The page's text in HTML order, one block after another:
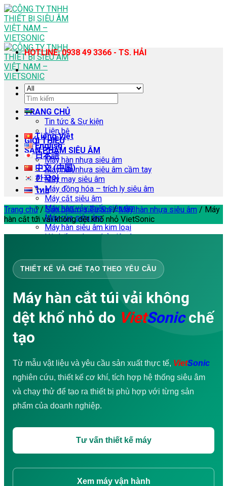
Skip
to
content
TRANG CHỦ
Tin tức & Sự kiện
Liên hệ
GIỚI THIỆU
SẢN PHẨM SIÊU ÂM
Máy hàn nhựa siêu âm
Máy hàn nhựa siêu âm cầm tay
Máy may siêu âm
Máy đồng hóa – trích ly siêu âm
Máy cắt siêu âm
Máy hàn vảy thiếc siêu âm
Máy rửa siêu âm
Máy hàn siêu âm kim loại
Hệ thống phun phủ siêu âm
Đào tạo doanh nghiệp
Tư vấn – Thiết kế
Sửa chữa – Bảo trì
Chống thấm
Đánh giá hư hỏng
Thiết kế Website WordPress
Túi vải không dệt
Video Ứng dụng
Máy hàn siêu âm
Máy may siêu âm
Máy cắt siêu âm
Máy hàn siêu âm cầm tay
Máy hàn vảy thiếc siêu âm
Máy sản xuất túi vải
English
日本語
HOTLINE: 0938 49 3366 - TS. HẢI
Tìm
kiếm:
Tiếng Việt
English
日本語
中文 (中国)
한국어
ไทย
Trang chủ / Sản phẩm siêu âm / Máy hàn nhựa siêu âm / Máy
hàn cắt túi vải không dệt khổ nhỏ VietSonic
THIẾT KẾ VÀ CHẾ TẠO THEO YÊU CẦU
Máy hàn cắt túi vải không
dệt khổ nhỏ do VietSonicchế
tạo
Từ mẫu vật liệu và yêu cầu sản xuất thực tế, VietSonic
nghiên cứu, thiết kế cơ khí, tích hợp hệ thống siêu âm
và chạy thử để tạo ra thiết bị phù hợp với từng sản
phẩm của doanh nghiệp.
Tư vấn thiết kế máy
Xem máy vận hành